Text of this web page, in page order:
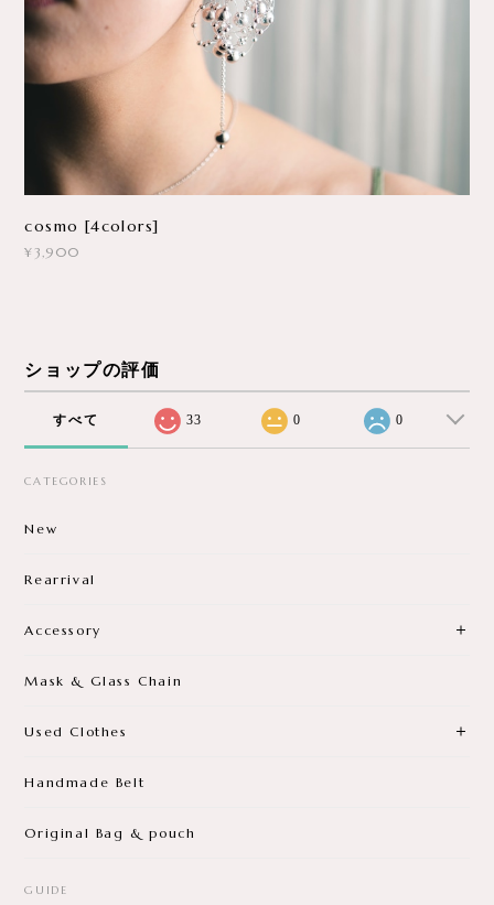
cosmo [4colors]
¥3,900
ショップの評価
すべて 33 0 0
CATEGORIES
New
Rearrival
Accessory
Mask & Glass Chain
Used Clothes
Handmade Belt
Original Bag & pouch
GUIDE